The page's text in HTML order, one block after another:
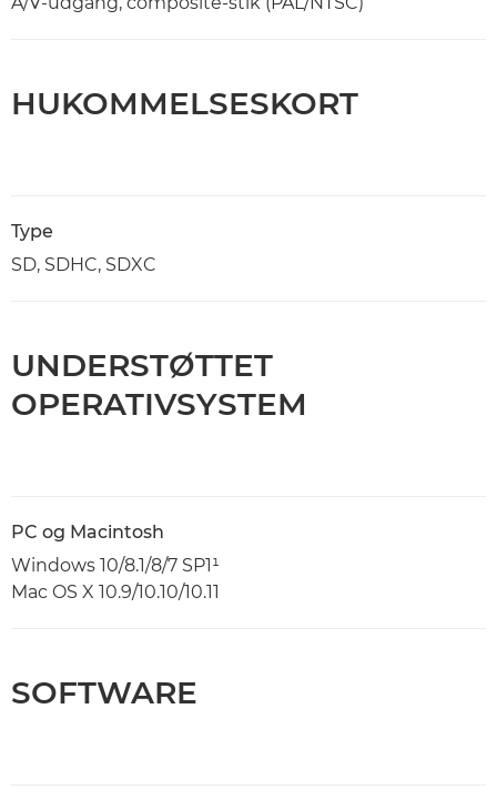
HUKOMMELSESKORT
Type
SD, SDHC, SDXC
UNDERSTØTTET
OPERATIVSYSTEM
PC og Macintosh
Windows 10/8.1/8/7 SP1¹
Mac OS X 10.9/10.10/10.11
SOFTWARE